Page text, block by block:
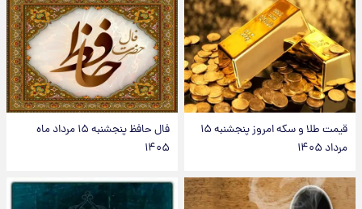
قیمت طلا و سکه امروز پنجشنبه ۱۵
مرداد ۱۴۰۵
فال حافظ پنجشنبه ۱۵ مرداد ماه
۱۴۰۵